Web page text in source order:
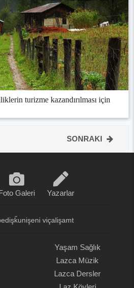
turizme kazandırılması için
SONRAKI
Galeri Yazarlar
viçalişamt
Yaşam Sağlık
Lazca Müzik
Lazca Dersler